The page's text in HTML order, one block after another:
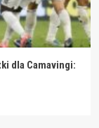
dla Camavingi: